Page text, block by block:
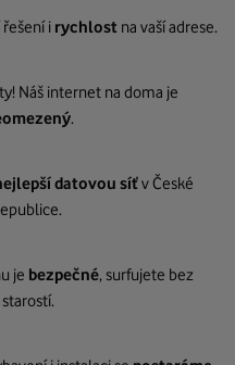
i rychlost na vaší adrese.
Náš internet na doma je
.
datovou síťv České
je bezpečné, surfujete bez
starostí.